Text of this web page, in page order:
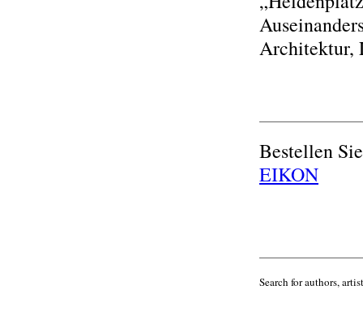
Architektur,
Bestellen
EIKON
Search for authors,